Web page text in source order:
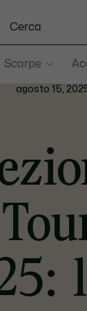
Scarpe
agosto 15,